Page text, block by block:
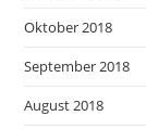
Oktober 2018
September 2018
August 2018